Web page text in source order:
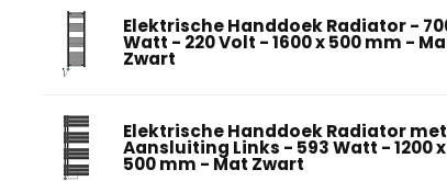
Elektrische Handdoek Radiator -
Watt - 220 Volt - 1600 x 500 mm -
Zwart
Elektrische Handdoek Radiator met
Aansluiting Links - 593 Watt - 1200 x
500 mm - Mat Zwart